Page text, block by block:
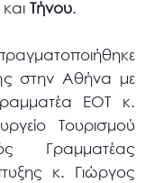
καιΤήνου.
στην Αθήνα με
ΕΟΤ κ.
Τουρισμού
Γραμματέας
κ. Γιώργος